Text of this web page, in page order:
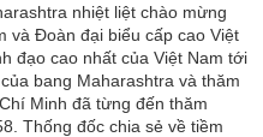
nhiệt liệt chào mừng
và Đoàn đại biểu cấp cao Việt
đạo cao nhất của Việt Nam tới
bang Maharashtra và thăm
Minh đã từng đến thăm
Thống đốc chia sẻ về tiềm